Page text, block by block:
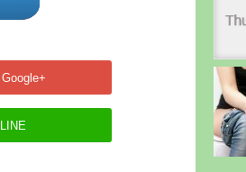
Google+
LINE